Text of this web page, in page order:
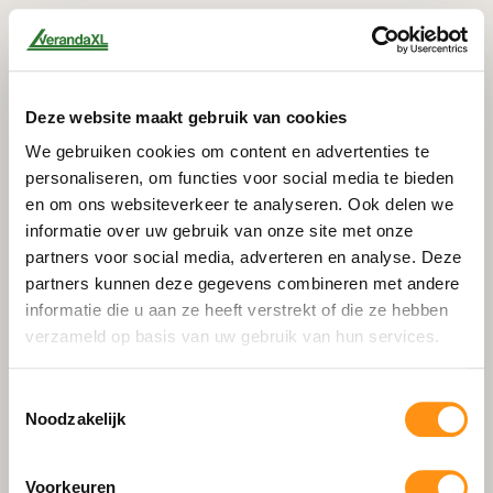
Deze website maakt gebruik van cookies
We gebruiken cookies om content en advertenties te
personaliseren, om functies voor social media te bieden
en om ons websiteverkeer te analyseren. Ook delen we
informatie over uw gebruik van onze site met onze
partners voor social media, adverteren en analyse. Deze
partners kunnen deze gegevens combineren met andere
informatie die u aan ze heeft verstrekt of die ze hebben
verzameld op basis van uw gebruik van hun services.
Noodzakelijk
Voorkeuren